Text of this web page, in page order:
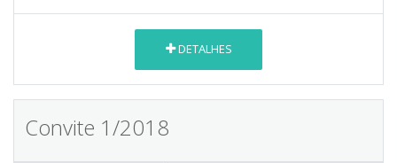
DETALHES
Convite 1/2018